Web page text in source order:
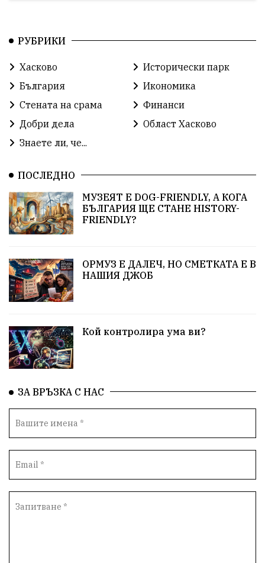
РУБРИКИ
Хасково
Исторически парк
България
Икономика
Стената на срама
Финанси
Добри дела
Област Хасково
Знаете ли, че...
ПОСЛЕДНО
МУЗЕЯТ Е DOG-FRIENDLY, А КОГА
БЪЛГАРИЯ ЩЕ СТАНЕ HISTORY-
FRIENDLY?
ОРМУЗ Е ДАЛЕЧ, НО СМЕТКАТА Е В
НАШИЯ ДЖОБ
Кой контролира ума ви?
ЗА ВРЪЗКА С НАС